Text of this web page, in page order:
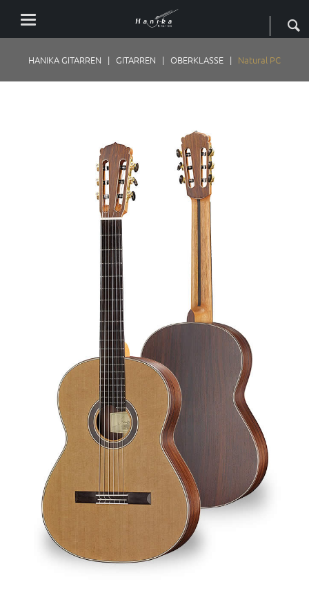
HANIKA GITARREN GITARREN OBERKLASSE Natural PC